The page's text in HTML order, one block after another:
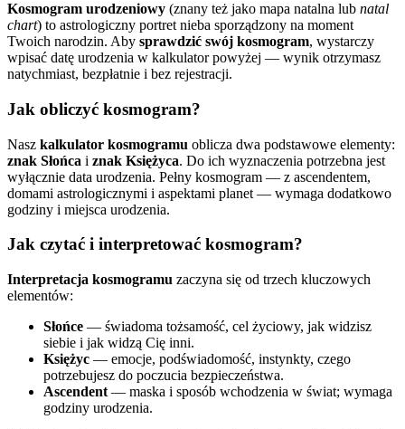
Kosmogram urodzeniowy (znany też jako mapa natalna lub natal
chart) to astrologiczny portret nieba sporządzony na moment
Twoich narodzin. Aby sprawdzić swój kosmogram, wystarczy
wpisać datę urodzenia w kalkulator powyżej — wynik otrzymasz
natychmiast, bezpłatnie i bez rejestracji.
Jak obliczyć kosmogram?
Nasz kalkulator kosmogramu oblicza dwa podstawowe elementy:
znak Słońca i znak Księżyca. Do ich wyznaczenia potrzebna jest
wyłącznie data urodzenia. Pełny kosmogram — z ascendentem,
domami astrologicznymi i aspektami planet — wymaga dodatkowo
godziny i miejsca urodzenia.
Jak czytać i interpretować kosmogram?
Interpretacja kosmogramu zaczyna się od trzech kluczowych
elementów:
Słońce — świadoma tożsamość, cel życiowy, jak widzisz
siebie i jak widzą Cię inni.
Księżyc — emocje, podświadomość, instynkty, czego
potrzebujesz do poczucia bezpieczeństwa.
Ascendent — maska i sposób wchodzenia w świat; wymaga
godziny urodzenia.